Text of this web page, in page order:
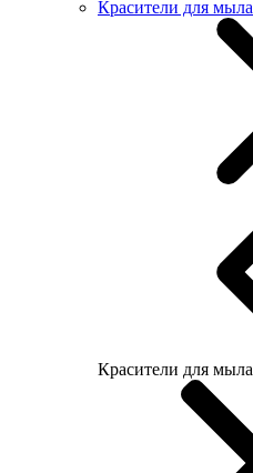
Красители для мыла
Красители для мыла